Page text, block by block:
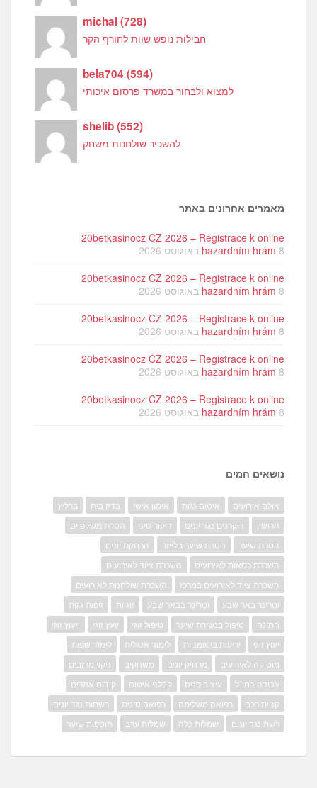
michal(728)
חבילות נופש שוות לחורף הקר
bela704(594)
למצוא ולבחור במשרד פרסום איכותי
shelib(552)
להשכיר שולחנות משחק
מאמרים אחרונים באתר
20betkasinocz CZ 2026 – Registrace k online
hazardním hrám 8 באוגוסט 2026
20betkasinocz CZ 2026 – Registrace k online
hazardním hrám 8 באוגוסט 2026
20betkasinocz CZ 2026 – Registrace k online
hazardním hrám 8 באוגוסט 2026
20betkasinocz CZ 2026 – Registrace k online
hazardním hrám 8 באוגוסט 2026
20betkasinocz CZ 2026 – Registrace k online
hazardním hrám 8 באוגוסט 2026
נושאים חמים
אולם אירועים איטום גגות אימון אישי בדק בית
ברליץ
גירושין
דוקרנים נגד יונים דיקור סיני
הסרת משקפיים
הסרת שיער
הסרת שיער בלייזר
הרחקת יונים
השכרת כסאות לאירועים
השכרת ציוד לאירועים
השכרת ציוד לאירועים במרכז
השכרת שולחנות לאירועים
וטרינר באר שבע
וטרינר בבאר שבע זוגיות
זיפות גגות
חתונה
טיפול בנשירת שיער טיפול זוגי יועץ זוגי
ייעוץ זוגי
יעוץ זוגי
יריעות ביטומניות לימוד אנגלית
לימוד שפות
מוסיקה לאירועים
מרחיק יונים משחקים
ניקוי מרזבים
עבודה בחו"ל
עיצוב פנים קבלני איטום
קידום אתרים
קניית רכב
רפואה משלימה רפואה סינית
רשתות נגד יונים
רשת נגד יונים
שמלות כלה שמלות ערב תוספות שיער